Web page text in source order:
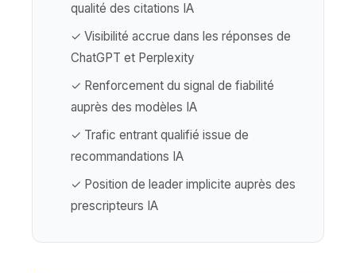
qualité des citations IA
✓ Visibilité accrue dans les réponses de
ChatGPT et Perplexity
✓ Renforcement du signal de fiabilité
auprès des modèles IA
✓ Trafic entrant qualifié issue de
recommandations IA
✓ Position de leader implicite auprès des
prescripteurs IA